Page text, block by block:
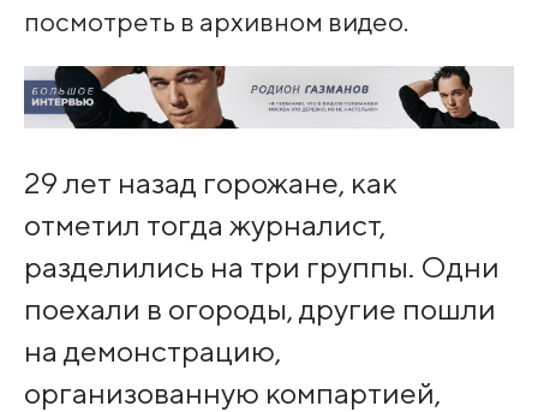
посмотреть в архивном видео.
29 лет назад горожане, как
отметил тогда журналист,
разделились на три группы. Одни
поехали в огороды, другие пошли
на демонстрацию,
организованную компартией,